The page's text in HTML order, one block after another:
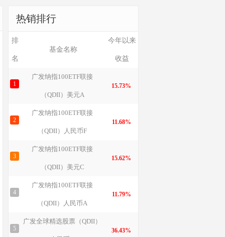
热销排行
排
名
基金名称
今年以来
收益
1
广发纳指100ETF联接
（QDII）美元A
15.73%
2
广发纳指100ETF联接
（QDII）人民币F
11.68%
3
广发纳指100ETF联接
（QDII）美元C
15.62%
4
广发纳指100ETF联接
（QDII）人民币A
11.79%
5
广发全球精选股票（QDII）
36.43%